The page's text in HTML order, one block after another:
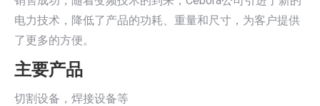
电力技术，降低了产品的功耗、重量和尺寸，为客户提供
了更多的方便。
主要产品
切割设备，焊接设备等